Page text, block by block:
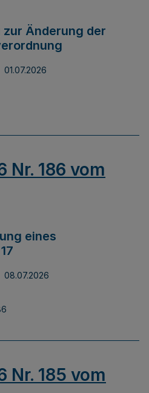
Änderung der
01.07.2026
Nr. 186 vom
eines
08.07.2026
Nr. 185 vom